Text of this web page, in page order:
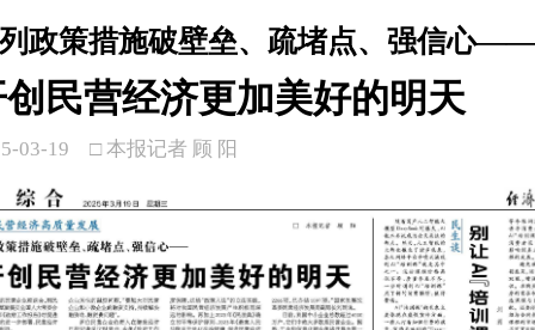
政策措施破壁垒、疏堵点、强信心
民营经济更加美好的明天
03-19 □ 本报记者 顾 阳